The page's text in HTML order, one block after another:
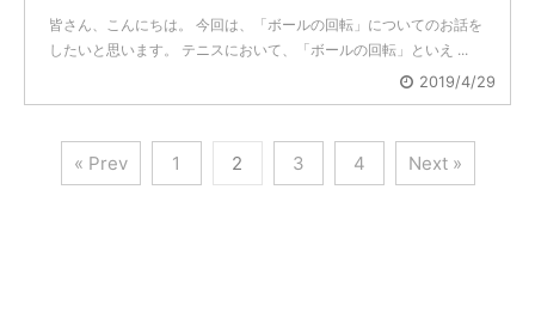
皆さん、こんにちは。 今回は、「ボールの回転」についてのお話を
したいと思います。 テニスにおいて、「ボールの回転」といえ ...
2019/4/29
« Prev 1 2 3 4 Next »